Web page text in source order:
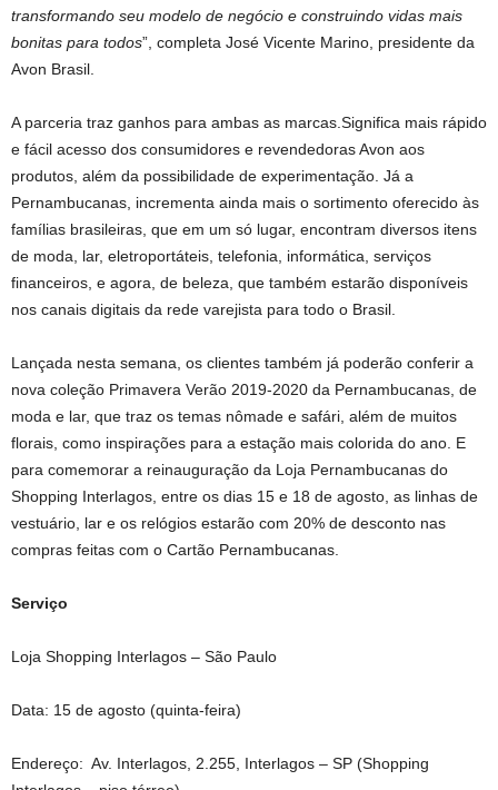
transformando seu modelo de negócio e construindo vidas mais
bonitas para todos”, completa José Vicente Marino, presidente da
Avon Brasil.
A parceria traz ganhos para ambas as marcas.Significa mais rápido
e fácil acesso dos consumidores e revendedoras Avon aos
produtos, além da possibilidade de experimentação. Já a
Pernambucanas, incrementa ainda mais o sortimento oferecido às
famílias brasileiras, que em um só lugar, encontram diversos itens
de moda, lar, eletroportáteis, telefonia, informática, serviços
financeiros, e agora, de beleza, que também estarão disponíveis
nos canais digitais da rede varejista para todo o Brasil.
Lançada nesta semana, os clientes também já poderão conferir a
nova coleção Primavera Verão 2019-2020 da Pernambucanas, de
moda e lar, que traz os temas nômade e safári, além de muitos
florais, como inspirações para a estação mais colorida do ano. E
para comemorar a reinauguração da Loja Pernambucanas do
Shopping Interlagos, entre os dias 15 e 18 de agosto, as linhas de
vestuário, lar e os relógios estarão com 20% de desconto nas
compras feitas com o Cartão Pernambucanas.
Serviço
Loja Shopping Interlagos – São Paulo
Data: 15 de agosto (quinta-feira)
Endereço: Av. Interlagos, 2.255, Interlagos – SP (Shopping